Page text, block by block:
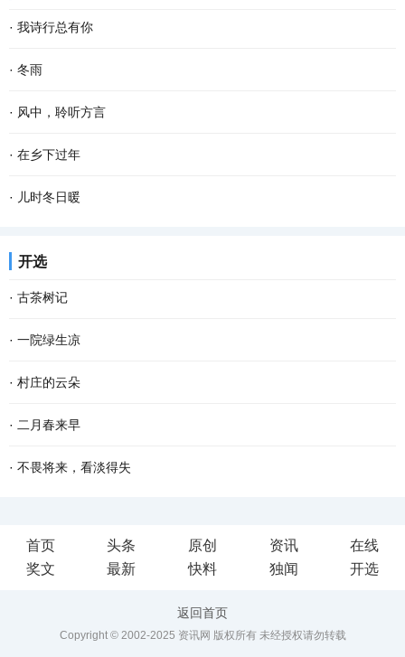
· 我诗行总有你
还是喜欢清晨醒来 品一首诗读出相遇 倾听你那温暖的呼吸 我的文字
带孤独治愈 是否将你旋入相思的诗章 读出缺爱的默契 寻找从云端酝
酿已久相惜 生命中那人，会不会把我弄丢？ 这...
· 冬雨
撑着一把花蓝伞 走在无人的街上 左手握着冷风，右手牵着寒雨 和孤
独结伴，和寂寞成双 我想把冬天望穿 寻到花开的模样 拐角处，那一
抹绿盈盈含香 冬天，在伞下闪闪发烫 走过的路...
· 风中，聆听方言
远道而来的风 从对面的塔楼俯冲下来 破窗而入 掀动了桌面上，蜷缩
着 不敢大声说话的方言 菱形的那一块 镌刻着村落的样子 斜插在正中
· 在乡下过年
过年是一生中最 幸福 的时刻。 住在城里，每到年关，我都怀念那些
· 儿时冬日暖
开选
· 古茶树记
南方有嘉木，东门出古茶。 横亘南疆的十万大山状如巨螯，分成南北
两岭，螯尖直指西南。南岭为十万大山主脉。北岭略小，方志谓之余
脉。顶峰名雷浦茶。我以为地名有误，为何不是...
· 一院绿生凉
又到一年植树节，想起老家屋前屋后的树木来。 老家三间瓦房，隔着
花墙，在黑漆大门旁斜伸着一株樱桃树。那株樱桃，不知是何时栽
的，倚着水沟，长得歪歪扭扭，却极力把身子倚向...
· 村庄的云朵
在村庄里，更多的时候，人们看到的都是一朵云起，却没有时间一直
看到一朵云飘向何方。人们总是忙着低头劳作或是赶路，没有时间跟
· 二月春来早
二月的大地，已过立春节气，这就是春天了。 只是春风料峭，倒春寒
深处已被喊醒，春天的温暖势不可挡，无论是天...
· 不畏将来，看淡得失
历在目。然而故事却再也无法重演了。 物是人非事事休，唯有剩
首页 头条 原创 资讯
在线
奖文
最新 快料 独闻 开选
返回首页
Copyright © 2002-2025 资讯网 版权所有 未经授权请勿转载